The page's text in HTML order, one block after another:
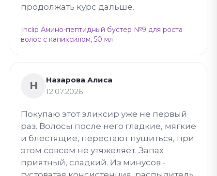
продолжать курс дальше.
Inclip Амино-пептидный бустер №9 для роста
волос с капиксилом, 50 мл
Н
Назарова Алиса
12.07.2026
Покупаю этот эликсир уже не первый
раз. Волосы после него гладкие, мягкие
и блестящие, перестают пушиться, при
этом совсем не утяжеляет. Запах
приятный, сладкий. Из минусов -